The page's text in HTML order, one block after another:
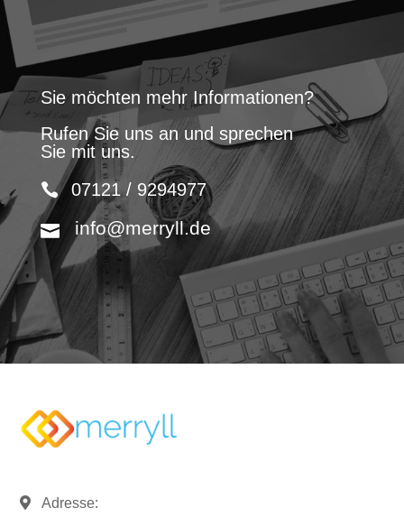
Sie möchten mehr Informationen?
Rufen Sie uns an und sprechen
Sie mit uns.
07121 / 9294977
info@merryll.de
Adresse: